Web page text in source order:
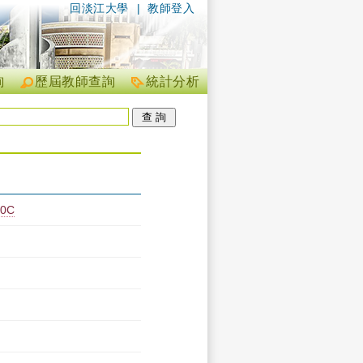
| 教師登入
回淡江大學
統計分析
歷屆教師查詢